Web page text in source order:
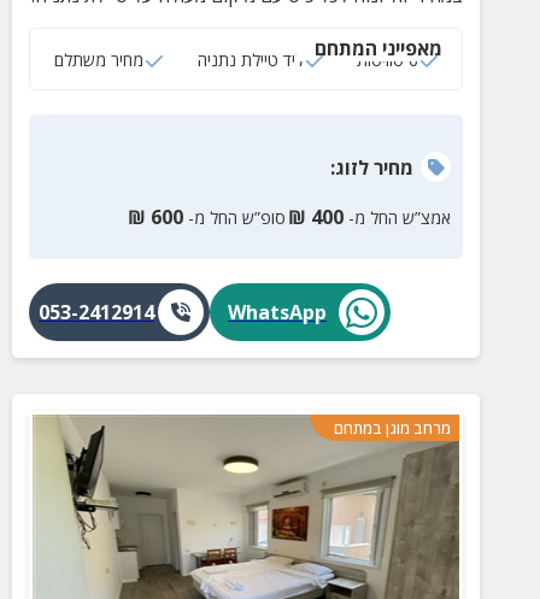
מאפייני המתחם
6 סוויטות ליד טיילת נתניה מחיר משתלם
מחירלזוג:
אמצ”ש החל מ- 400
₪ סופ”ש החל מ- 600
₪
WhatsApp
053-2412914
מרחב מוגן במתחם